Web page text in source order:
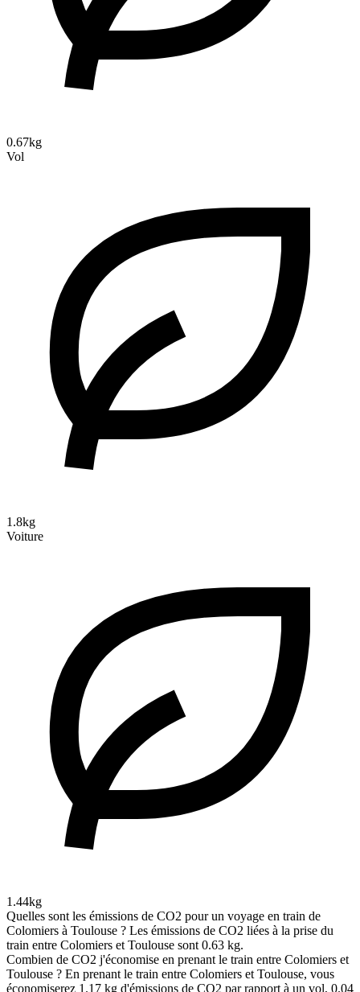
0.67kg
Vol
1.8kg
Voiture
1.44kg
Quelles sont les émissions de CO2 pour un voyage en train de
Colomiers à Toulouse ? Les émissions de CO2 liées à la prise du
train entre Colomiers et Toulouse sont 0.63 kg.
Combien de CO2 j'économise en prenant le train entre Colomiers et
Toulouse ? En prenant le train entre Colomiers et Toulouse, vous
économiserez 1.17 kg d'émissions de CO2 par rapport à un vol, 0.04